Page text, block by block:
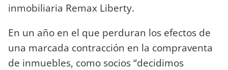
inmobiliaria Remax Liberty.
En un año en el que perduran los efectos de
una marcada contracción en la compraventa
de inmuebles, como socios “decidimos